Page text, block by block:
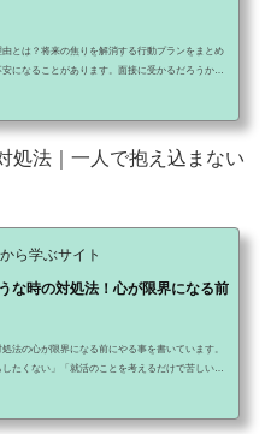
とは？将来の焦りを解消する行動プランをまとめ
になることがあります。面接に受かるだろうか。
のは、あなたが弱いからではありません。それだ
いる証拠です。現在まで2...
処法｜一人で抱え込まない
ら学ぶサイト
な時の対処法！心が限界になる前
法の心が限界になる前にやる事を書いています。
たくない」「就活のことを考えるだけで苦しい」